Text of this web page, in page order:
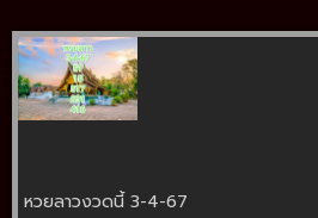
หวยลาวงวดนี้ 3-4-67